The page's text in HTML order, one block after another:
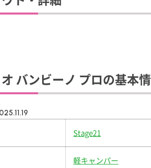
バンビーノ プロの基本
Stage21
軽キャンパー